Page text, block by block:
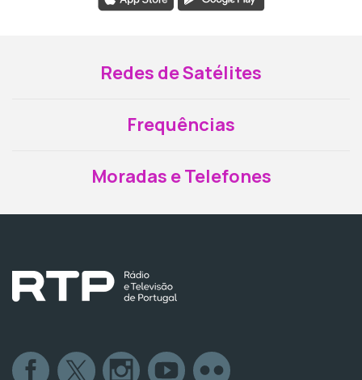
Redes de Satélites
Frequências
Moradas e Telefones